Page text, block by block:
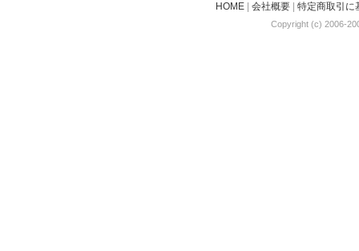
HOME| 会社概要| 特定商取引に
Copyright (c) 2006-